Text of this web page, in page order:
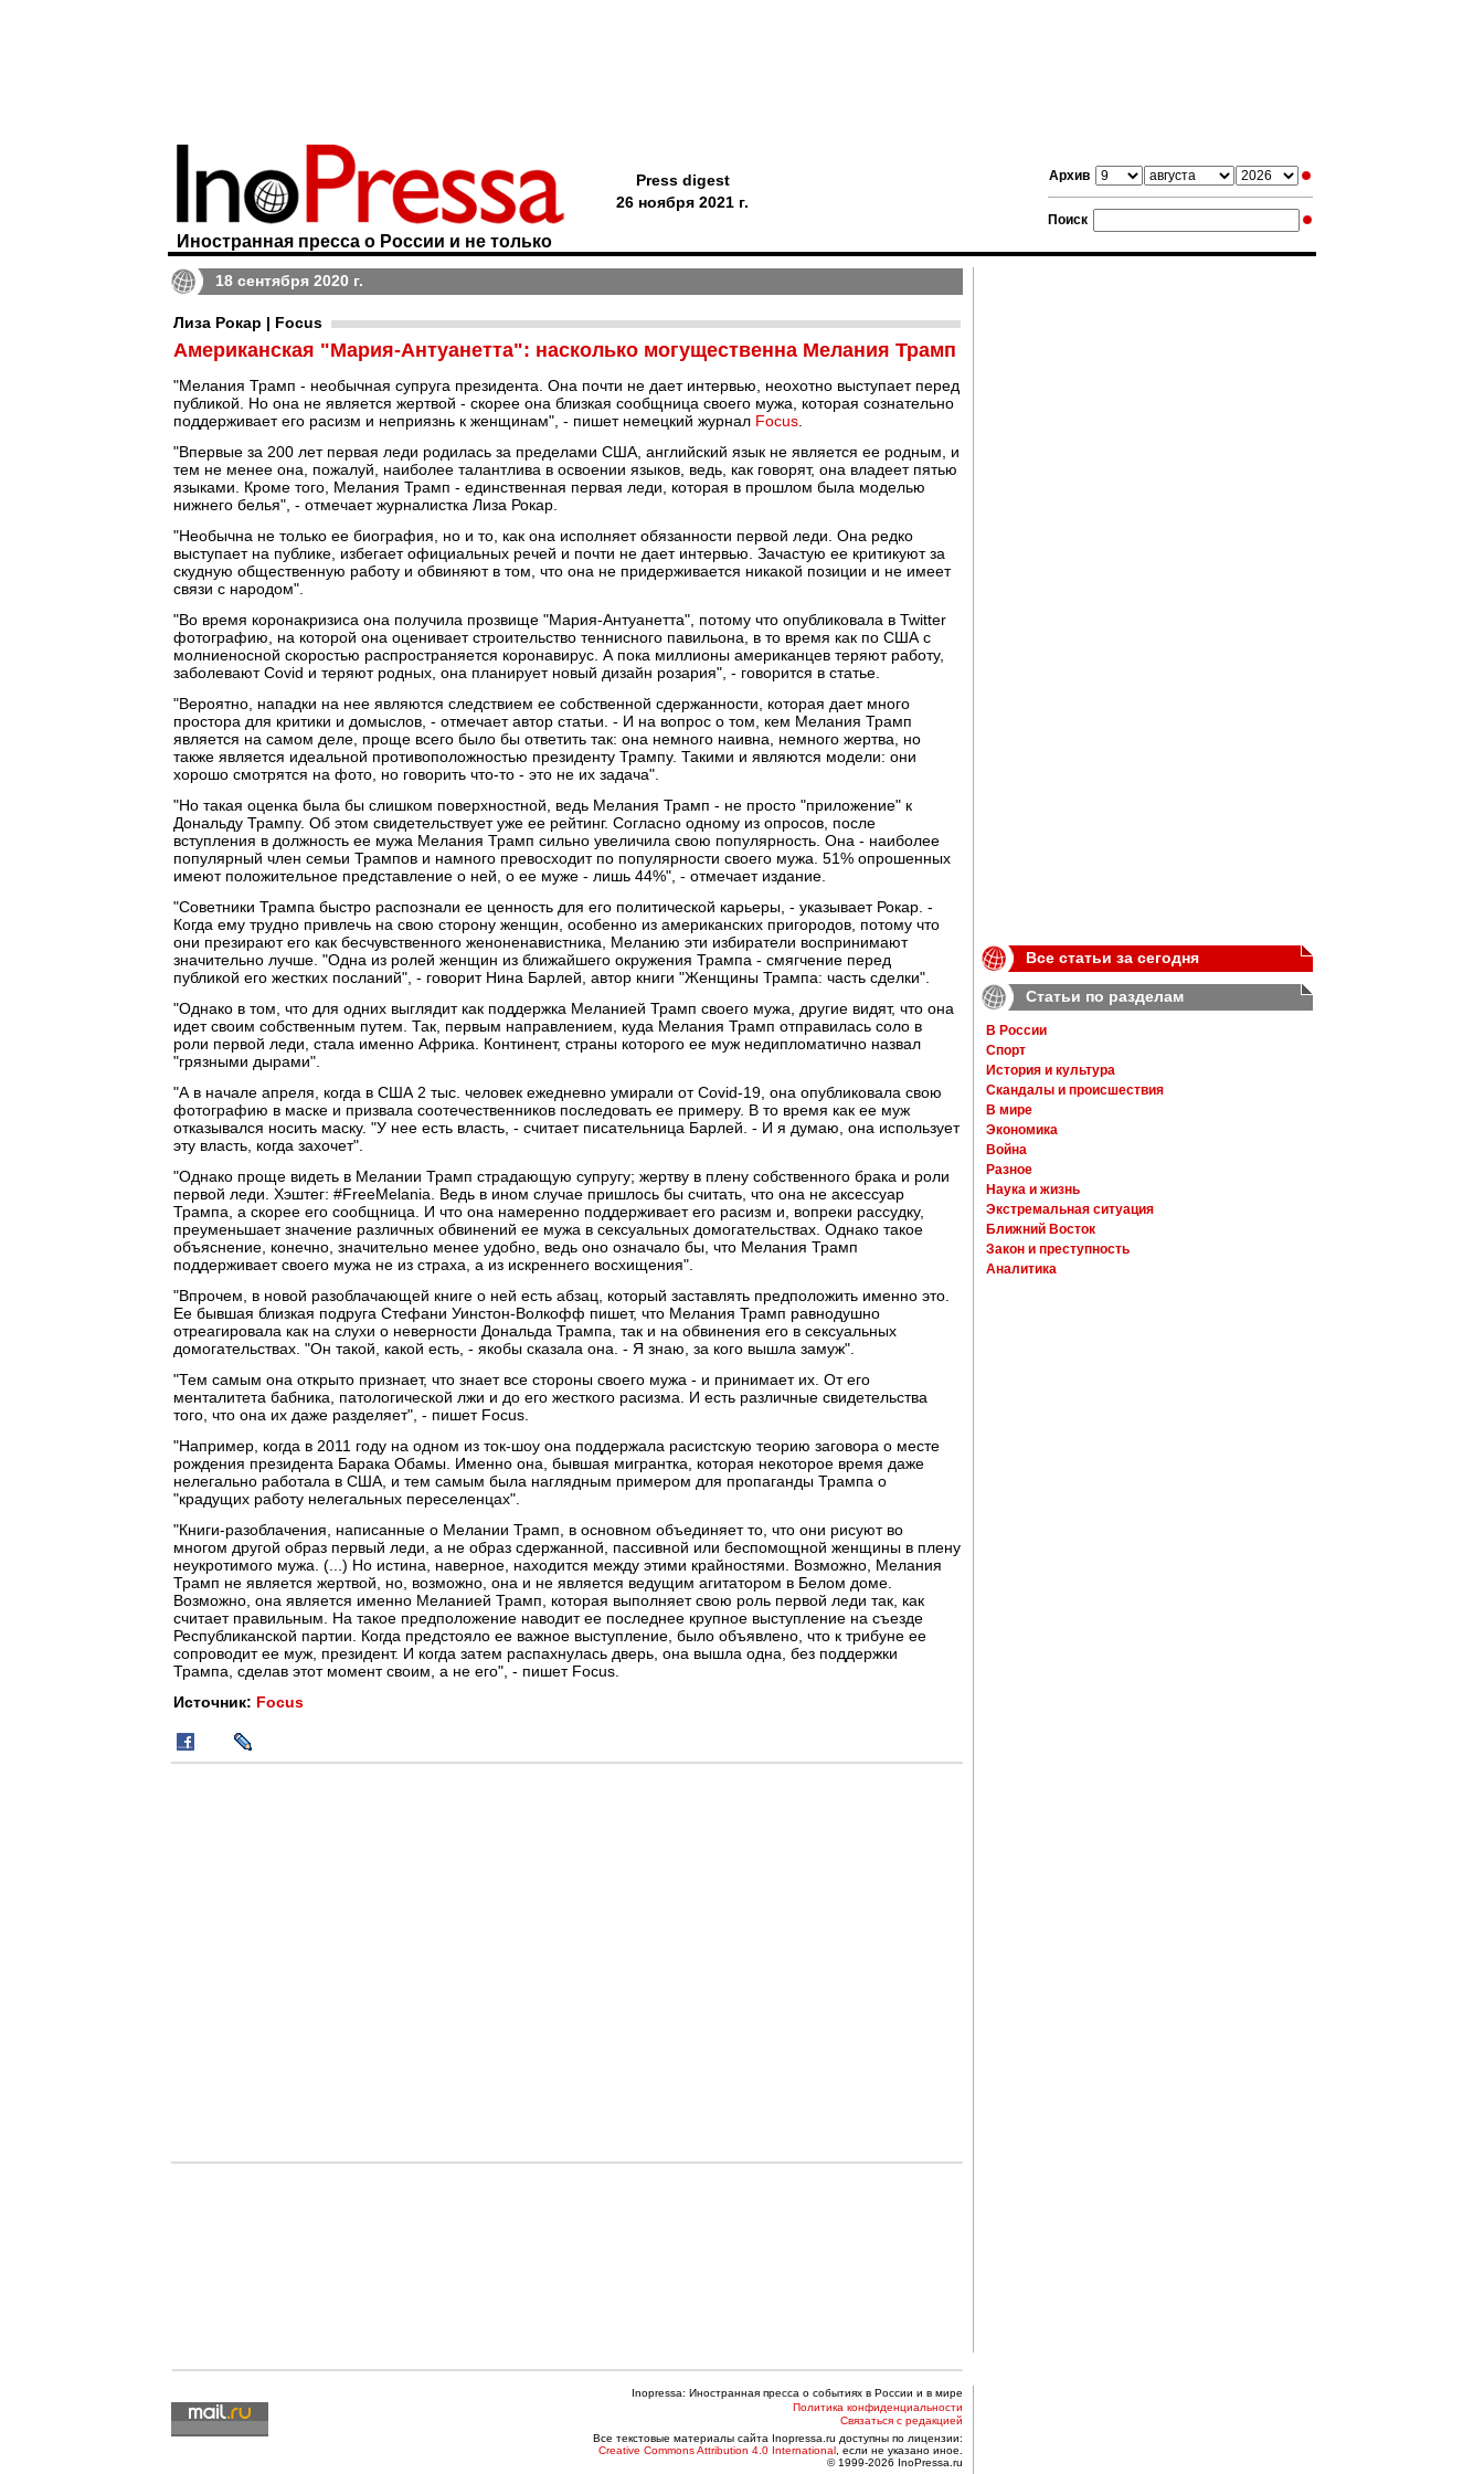
Архив
Поиск
Иностранная пресса о России и не только
Press digest
26 ноября 2021 г.
18 сентября 2020 г.
Лиза Рокар | Focus
Американская "Мария-Антуанетта": насколько могущественна Мелания Трамп
"Мелания Трамп - необычная супруга президента. Она почти не дает интервью, неохотно выступает перед
публикой. Но она не является жертвой - скорее она близкая сообщница своего мужа, которая сознательно
поддерживает его расизм и неприязнь к женщинам", - пишет немецкий журнал Focus
"Впервые за 200 лет первая леди родилась за пределами США, английский язык не является ее родным, и
тем не менее она, пожалуй, наиболее талантлива в освоении языков, ведь, как говорят, она владеет пятью
языками. Кроме того, Мелания Трамп - единственная первая леди, которая в прошлом была моделью
нижнего белья", - отмечает журналистка Лиза Рокар.
"Необычна не только ее биография, но и то, как она исполняет обязанности первой леди. Она редко
выступает на публике, избегает официальных речей и почти не дает интервью. Зачастую ее критикуют за
скудную общественную работу и обвиняют в том, что она не придерживается никакой позиции и не имеет
связи с народом".
"Во время коронакризиса она получила прозвище "Мария-Антуанетта", потому что опубликовала в Twitter
фотографию, на которой она оценивает строительство теннисного павильона, в то время как по США с
молниеносной скоростью распространяется коронавирус. А пока миллионы американцев теряют работу,
заболевают Covid и теряют родных, она планирует новый дизайн розария", - говорится в статье.
"Вероятно, нападки на нее являются следствием ее собственной сдержанности, которая дает много
простора для критики и домыслов, - отмечает автор статьи. - И на вопрос о том, кем Мелания Трамп
является на самом деле, проще всего было бы ответить так: она немного наивна, немного жертва, но
также является идеальной противоположностью президенту Трампу. Такими и являются модели: они
хорошо смотрятся на фото, но говорить что-то - это не их задача".
"Но такая оценка была бы слишком поверхностной, ведь Мелания Трамп - не просто "приложение" к
Дональду Трампу. Об этом свидетельствует уже ее рейтинг. Согласно одному из опросов, после
вступления в должность ее мужа Мелания Трамп сильно увеличила свою популярность. Она - наиболее
популярный член семьи Трампов и намного превосходит по популярности своего мужа. 51% опрошенных
имеют положительное представление о ней, о ее муже - лишь 44%", - отмечает издание.
"Советники Трампа быстро распознали ее ценность для его политической карьеры, - указывает Рокар. -
Когда ему трудно привлечь на свою сторону женщин, особенно из американских пригородов, потому что
они презирают его как бесчувственного женоненавистника, Меланию эти избиратели воспринимают
значительно лучше. "Одна из ролей женщин из ближайшего окружения Трампа - смягчение перед
публикой его жестких посланий", - говорит Нина Барлей, автор книги "Женщины Трампа: часть сделки".
"Однако в том, что для одних выглядит как поддержка Меланией Трамп своего мужа, другие видят, что она
идет своим собственным путем. Так, первым направлением, куда Мелания Трамп отправилась соло в
роли первой леди, стала именно Африка. Континент, страны которого ее муж недипломатично назвал
"грязными дырами".
"А в начале апреля, когда в США 2 тыс. человек ежедневно умирали от Covid-19, она опубликовала свою
фотографию в маске и призвала соотечественников последовать ее примеру. В то время как ее муж
отказывался носить маску. "У нее есть власть, - считает писательница Барлей. - И я думаю, она использует
эту власть, когда захочет".
"Однако проще видеть в Мелании Трамп страдающую супругу; жертву в плену собственного брака и роли
первой леди. Хэштег: #FreeMelania. Ведь в ином случае пришлось бы считать, что она не аксессуар
Трампа, а скорее его сообщница. И что она намеренно поддерживает его расизм и, вопреки рассудку,
преуменьшает значение различных обвинений ее мужа в сексуальных домогательствах. Однако такое
объяснение, конечно, значительно менее удобно, ведь оно означало бы, что Мелания Трамп
поддерживает своего мужа не из страха, а из искреннего восхищения".
"Впрочем, в новой разоблачающей книге о ней есть абзац, который заставлять предположить именно это.
Ее бывшая близкая подруга Стефани Уинстон-Волкофф пишет, что Мелания Трамп равнодушно
отреагировала как на слухи о неверности Дональда Трампа, так и на обвинения его в сексуальных
домогательствах. "Он такой, какой есть, - якобы сказала она. - Я знаю, за кого вышла замуж".
"Тем самым она открыто признает, что знает все стороны своего мужа - и принимает их. От его
менталитета бабника, патологической лжи и до его жесткого расизма. И есть различные свидетельства
того, что она их даже разделяет", - пишет Focus.
"Например, когда в 2011 году на одном из ток-шоу она поддержала расистскую теорию заговора о месте
рождения президента Барака Обамы. Именно она, бывшая мигрантка, которая некоторое время даже
нелегально работала в США, и тем самым была наглядным примером для пропаганды Трампа о
"крадущих работу нелегальных переселенцах".
"Книги-разоблачения, написанные о Мелании Трамп, в основном объединяет то, что они рисуют во
многом другой образ первый леди, а не образ сдержанной, пассивной или беспомощной женщины в плену
неукротимого мужа. (...) Но истина, наверное, находится между этими крайностями. Возможно, Мелания
Трамп не является жертвой, но, возможно, она и не является ведущим агитатором в Белом доме.
Возможно, она является именно Меланией Трамп, которая выполняет свою роль первой леди так, как
считает правильным. На такое предположение наводит ее последнее крупное выступление на съезде
Республиканской партии. Когда предстояло ее важное выступление, было объявлено, что к трибуне ее
сопроводит ее муж, президент. И когда затем распахнулась дверь, она вышла одна, без поддержки
Трампа, сделав этот момент своим, а не его", - пишет Focus.
Источник: Focus
Все статьи за сегодня
Статьи по разделам
В России
Спорт
История и культура
Скандалы и происшествия
В мире
Экономика
Война
Разное
Наука и жизнь
Экстремальная ситуация
Ближний Восток
Закон и преступность
Аналитика
Inopressa: Иностранная пресса о событиях в России и в мире
Политика конфиденциальности
Связаться с редакцией
Все текстовые материалы сайта Inopressa.ru доступны по лицензии:
Creative Commons Attribution 4.0 International , если не указано иное.
© 1999-2026 InoPressa.ru